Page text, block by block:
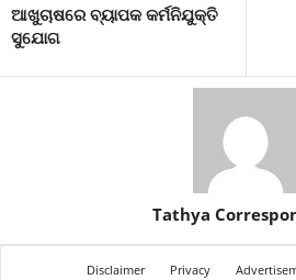
ଆଖୁଚାଷରେ ବ୍ୟାପକ କର୍ମନିଯୁକ୍ତି
ସୁଯୋଗ
Tathya
Disclaimer Privacy